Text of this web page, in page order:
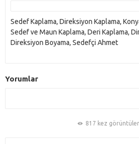
Sedef Kaplama, Direksiyon Kaplama,
Sedef ve Maun Kaplama, Deri Kaplama,
Direksiyon Boyama, Sedefçi Ahmet
Yorumlar
817 kez